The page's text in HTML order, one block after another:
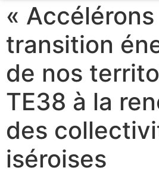
« Accélérons
transition
de nos
TE38 à la
des
iséroises